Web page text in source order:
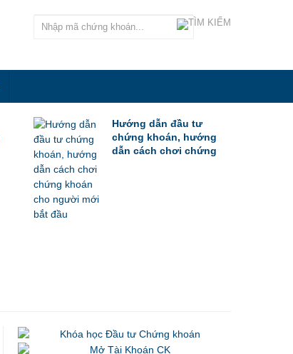
Hướng dẫn đầu tư
chứng khoán, hướng
dẫn cách chơi chứng